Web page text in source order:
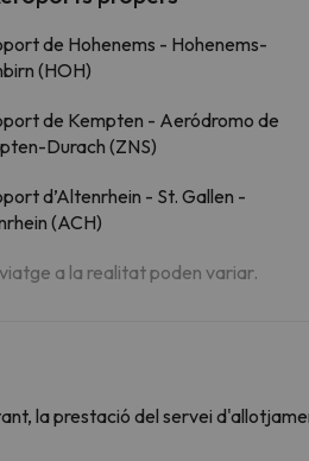
de Hohenems - Hohenems-
(HOH)
de Kempten - Aeródromo de
Durach (ZNS)
d’Altenrhein - St. Gallen -
(ACH)
a la realitat poden variar.
la prestació del servei